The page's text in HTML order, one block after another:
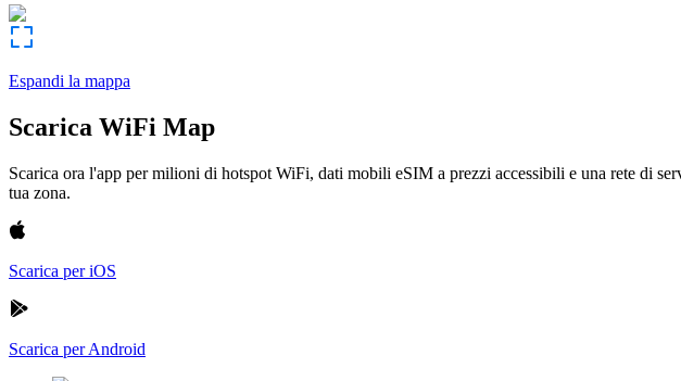
Espandi la mappa
Scarica WiFi Map
Scarica ora l'app per milioni di hotspot WiFi, dati mobili eSIM a prezzi accessibili e una rete di
tua zona.
Scarica per iOS
Scarica per Android